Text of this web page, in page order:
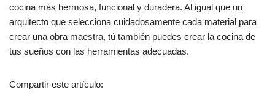
cocina más hermosa, funcional y duradera. Al igual que un
arquitecto que selecciona cuidadosamente cada material para
crear una obra maestra, tú también puedes crear la cocina de
tus sueños con las herramientas adecuadas.
Compartir este artículo: